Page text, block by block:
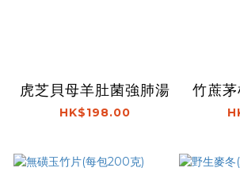
虎芝貝母羊肚菌強肺湯
HK$198.00
竹蔗